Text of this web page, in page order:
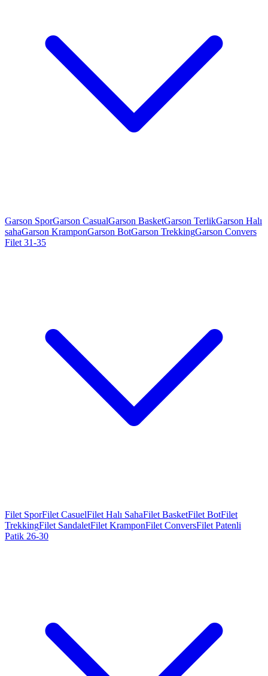
Garson SporGarson CasualGarson BasketGarson TerlikGarson Halı
sahaGarson KramponGarson BotGarson TrekkingGarson Convers
Filet 31-35
Filet SporFilet CasuelFilet Halı SahaFilet BasketFilet BotFilet
TrekkingFilet SandaletFilet KramponFilet ConversFilet Patenli
Patik 26-30